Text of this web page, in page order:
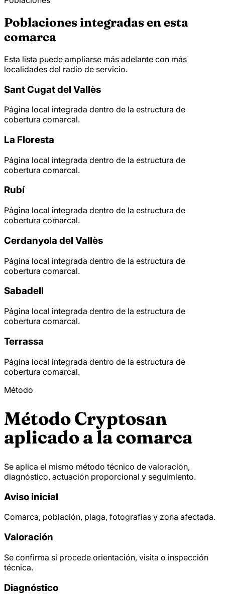
Poblaciones integradas en esta
comarca
Esta lista puede ampliarse más adelante con más
localidades del radio de servicio.
Sant Cugat del Vallès
Página local integrada dentro de la estructura de
cobertura comarcal.
La Floresta
Página local integrada dentro de la estructura de
cobertura comarcal.
Rubí
Página local integrada dentro de la estructura de
cobertura comarcal.
Cerdanyola del Vallès
Página local integrada dentro de la estructura de
cobertura comarcal.
Sabadell
Página local integrada dentro de la estructura de
cobertura comarcal.
Terrassa
Página local integrada dentro de la estructura de
cobertura comarcal.
Método
Método Cryptosan
aplicado a la comarca
Se aplica el mismo método técnico de valoración,
diagnóstico, actuación proporcional y seguimiento.
Aviso inicial
Comarca, población, plaga, fotografías y zona afectada.
Valoración
Se confirma si procede orientación, visita o inspección
técnica.
Diagnóstico